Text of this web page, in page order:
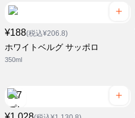
¥188(税込¥206.8)
ホワイトベルグ サッポロ
350ml